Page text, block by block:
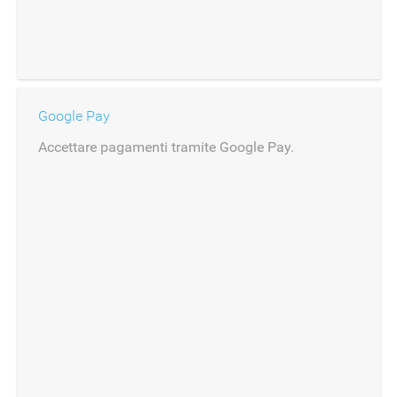
Google Pay
Accettare pagamenti tramite Google Pay.